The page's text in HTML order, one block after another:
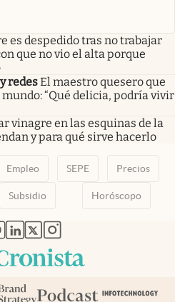
es despedido tras no trabajar
que no vio el alta porque
redesEl maestro quesero que
“Qué delicia, podría vivir
vinagre en las esquinas de la
y para qué sirve hacerlo
Empleo SEPE Precios
Subsidio Horóscopo
en nueva pestaña
abre en nueva pestaña
abre en nueva pestaña
abre en nueva pestaña
abre en nueva pestaña